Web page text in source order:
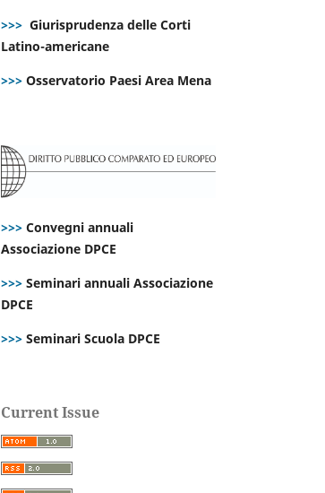
>>> Giurisprudenza delle Corti
Latino-americane
>>> Osservatorio Paesi Area Mena
>>> Convegni annuali
Associazione DPCE
>>> Seminari annuali Associazione
DPCE
>>> Seminari Scuola DPCE
Current Issue